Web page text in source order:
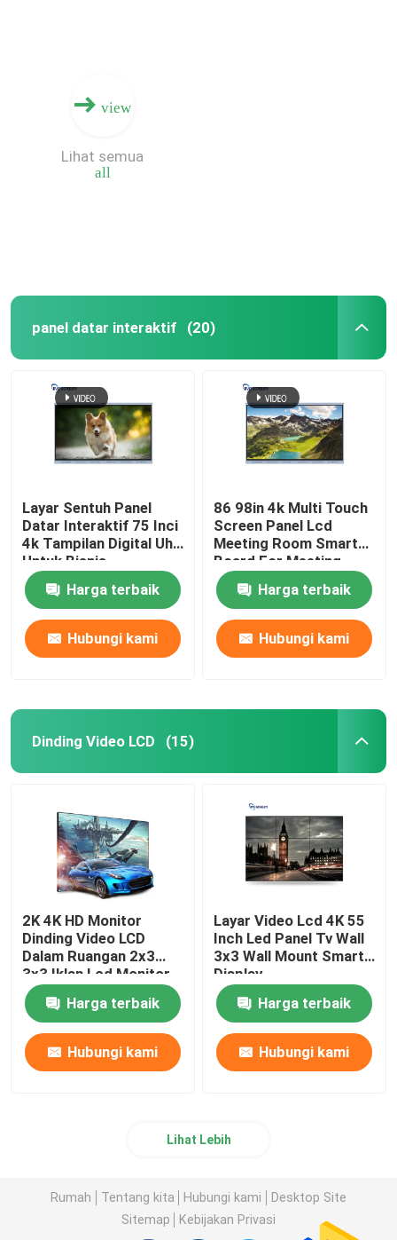
view
all
Lihat semua
panel datar interaktif (20)
Layar Sentuh Panel
Datar Interaktif 75 Inci
4k Tampilan Digital Uhd
Untuk Bisnis
Harga terbaik
Hubungi kami
86 98in 4k Multi Touch
Screen Panel Lcd
Meeting Room Smart
Board For Meeting
Harga terbaik
Hubungi kami
Dinding Video LCD (15)
2K 4K HD Monitor
Dinding Video LCD
Dalam Ruangan 2x3
3x3 Iklan Lcd Monitor
Wall Mount
Harga terbaik
Hubungi kami
Layar Video Lcd 4K 55
Inch Led Panel Tv Wall
3x3 Wall Mount Smart
Display
Harga terbaik
Hubungi kami
Lihat Lebih
Rumah Tentang kita Hubungi kami
Desktop Site
Sitemap
Kebijakan Privasi